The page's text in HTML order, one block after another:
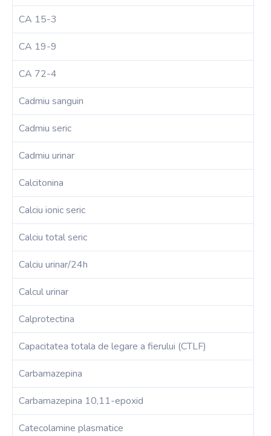
CA 15-3
CA 19-9
CA 72-4
Cadmiu sanguin
Cadmiu seric
Cadmiu urinar
Calcitonina
Calciu ionic seric
Calciu total seric
Calciu urinar/24h
Calcul urinar
Calprotectina
Capacitatea totala de legare a fierului (CTLF)
Carbamazepina
Carbamazepina 10,11-epoxid
Catecolamine plasmatice